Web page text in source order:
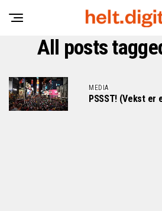
All posts
MEDIA
PSSST! (Vekst er